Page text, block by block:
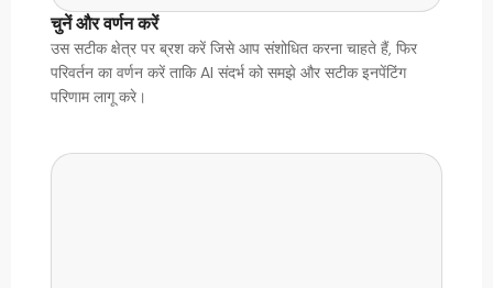
चुनें और वर्णन करें
उस सटीक क्षेत्र पर ब्रश करें जिसे आप संशोधित करना चाहते हैं, फिर
परिवर्तन का वर्णन करें ताकि AI संदर्भ को समझे और सटीक इनपेंटिंग
परिणाम लागू करे।